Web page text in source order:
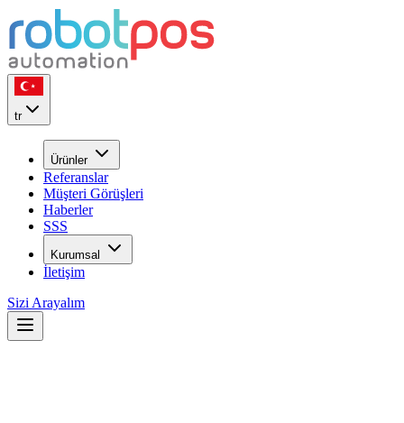
tr
Ürünler
Referanslar
Müşteri Görüşleri
Haberler
SSS
Kurumsal
İletişim
Sizi Arayalım